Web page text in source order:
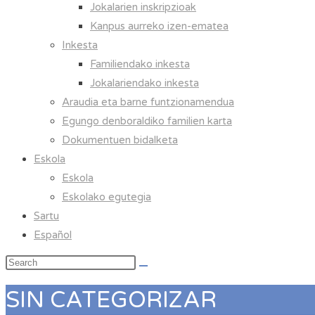
Jokalarien inskripzioak
Kanpus aurreko izen-ematea
Inkesta
Familiendako inkesta
Jokalariendako inkesta
Araudia eta barne funtzionamendua
Egungo denboraldiko familien karta
Dokumentuen bidalketa
Eskola
Eskola
Eskolako egutegia
Sartu
Español
SIN CATEGORIZAR